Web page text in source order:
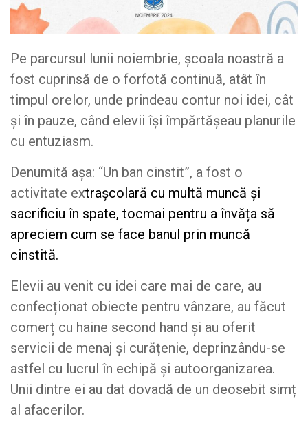
Pe parcursul lunii noiembrie, școala noastră a
fost cuprinsă de o forfotă continuă, atât în
timpul orelor, unde prindeau contur noi idei, cât
și în pauze, când elevii își împărtășeau planurile
cu entuziasm.
Denumită așa: “Un ban cinstit”, a fost o
activitate extrașcolară cu multă muncă și
sacrificiu în spate, tocmai pentru a învăța să
apreciem cum se face banul prin muncă
cinstită.
Elevii au venit cu idei care mai de care, au
confecționat obiecte pentru vânzare, au făcut
comerț cu haine second hand și au oferit
servicii de menaj și curățenie, deprinzându-se
astfel cu lucrul în echipă și autoorganizarea.
Unii dintre ei au dat dovadă de un deosebit simț
al afacerilor.